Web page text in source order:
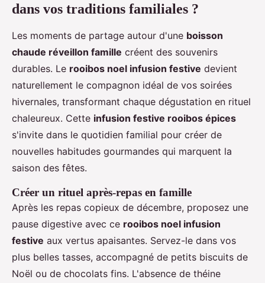
dans vos traditions familiales ?
Les moments de partage autour d'une boisson
chaude réveillon famille créent des souvenirs
durables. Le rooibos noel infusion festive devient
naturellement le compagnon idéal de vos soirées
hivernales, transformant chaque dégustation en rituel
chaleureux. Cette infusion festive rooibos épices
s'invite dans le quotidien familial pour créer de
nouvelles habitudes gourmandes qui marquent la
saison des fêtes.
Créer un rituel après-repas en famille
Après les repas copieux de décembre, proposez une
pause digestive avec ce rooibos noel infusion
festive aux vertus apaisantes. Servez-le dans vos
plus belles tasses, accompagné de petits biscuits de
Noël ou de chocolats fins. L'absence de théine